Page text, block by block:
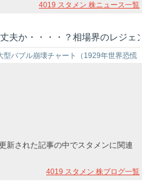
4019 スタメン 株ニュース一覧
夫か・・・・？相場界のレジェ
バブル崩壊チャート（1929年世界恐慌
新された記事の中でスタメンに関連
4019 スタメン 株ブログ一覧